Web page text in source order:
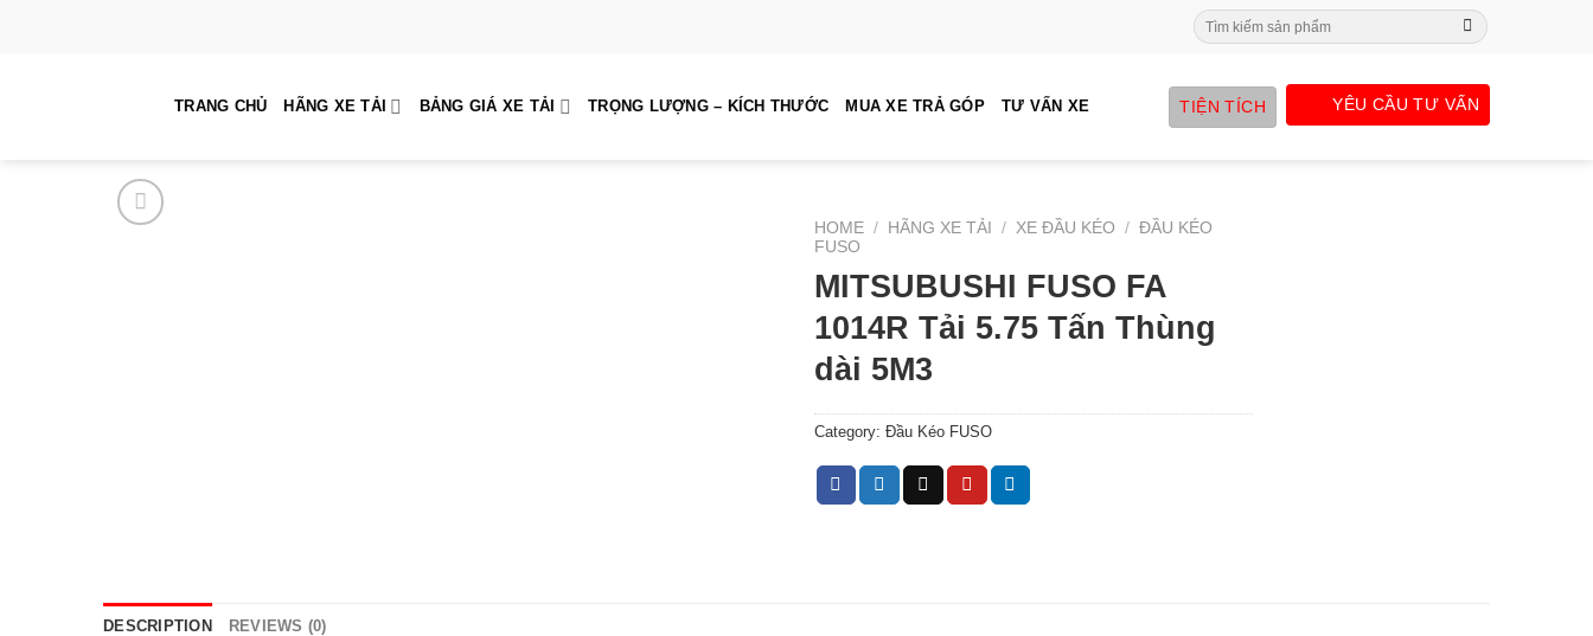
Search
for:
TRANG CHỦ HÃNG XE TẢI BẢNG GIÁ XE TẢI TRỌNG LƯỢNG – KÍCH THƯỚC MUA XE TRẢ GÓP TƯ VẤN XE TIỆN TÍCH YÊU CẦU TƯ VẤN
HOME / HÃNG XE TẢI / XE ĐẦU KÉO / ĐẦU KÉO
FUSO
MITSUBUSHI FUSO FA
1014R Tải 5.75 Tấn Thùng
dài 5M3
Category: Đầu Kéo FUSO
DESCRIPTION REVIEWS (0)